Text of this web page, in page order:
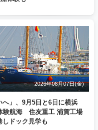
2026年08月07日(金)
へ」、9月5日と6日に横浜
験航海 住友重工 浦賀工場
しドック見学も